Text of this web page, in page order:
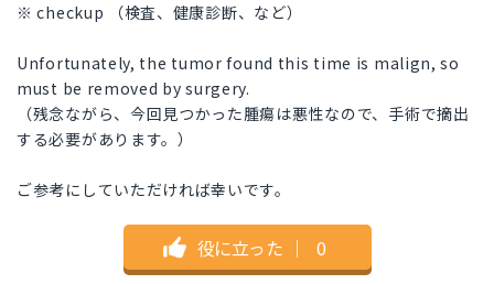
※ checkup （検査、健康診断、など）
Unfortunately, the tumor found this time is malign, so
must be removed by surgery.
（残念ながら、今回見つかった腫瘍は悪性なので、手術で摘出
する必要があります。）
ご参考にしていただければ幸いです。
役に立った ｜ 0